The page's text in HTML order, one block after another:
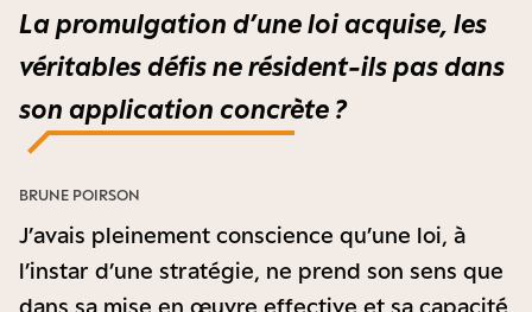
La promulgation d’une loi acquise, les
véritables défis ne résident-ils pas dans
son application concrète ?
J’avais pleinement conscience qu’une loi, à
l’instar d’une stratégie, ne prend son sens que
dans sa mise en œuvre effective et sa capacité
BRUNE POIRSON